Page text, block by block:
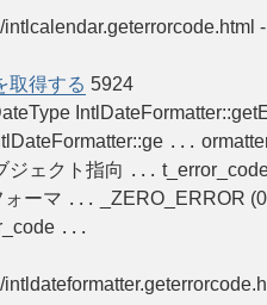
取得する 5924
...
ジェクト指向 ...
ーマ ...
_ZERO_ERROR
...